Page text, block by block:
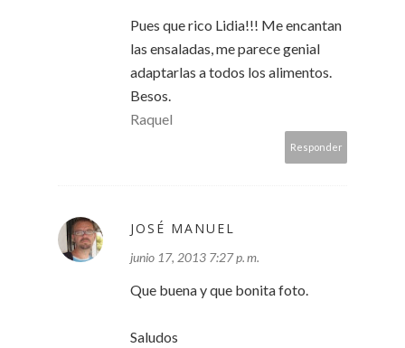
Pues que rico Lidia!!! Me encantan
las ensaladas, me parece genial
adaptarlas a todos los alimentos.
Besos.
Raquel
Responder
JOSÉ MANUEL
junio 17, 2013 7:27 p. m.
Que buena y que bonita foto.
Saludos